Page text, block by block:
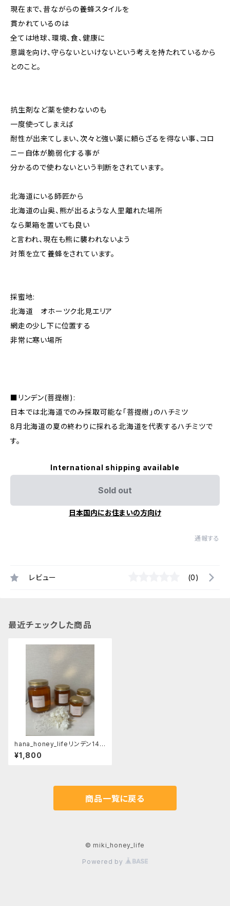
現在まで、昔ながらの養蜂スタイルを
貫かれているのは
全ては地球、環境、食、健康に
意識を向け、守らないといけないという考えを持たれているから
とのこと。
抗生剤など薬を使わないのも
一度使ってしまえば
耐性が出来てしまい、次々と強い薬に頼らざるを得ない事、コロ
ニー自体が脆弱化する事が
分かるので使わないという判断をされています。
北海道にいる師匠から
北海道の山奥、熊が出るような人里離れた場所
なら巣箱を置いても良い
と言われ、現在も熊に襲われないよう
対策を立て養蜂をされています。
採蜜地:
北海道 オホーツク北見エリア
網走の少し下に位置する
非常に寒い場所
■リンデン(菩提樹):
日本では北海道でのみ採取可能な「菩提樹」のハチミツ
8月北海道の夏の終わりに採れる北海道を代表するハチミツで
す。
International shipping available
Sold out
日本国内にお住まいの方向け
通報する
レビュー (0)
最近チェックした商品
hana_honey_lifeリンデン140
ｇ
¥1,800
商品一覧に戻る
© miki_honey_life
Powered by